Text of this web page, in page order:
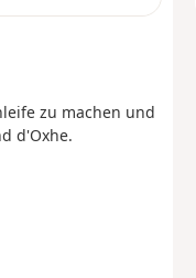
zu machen und
d'Oxhe.